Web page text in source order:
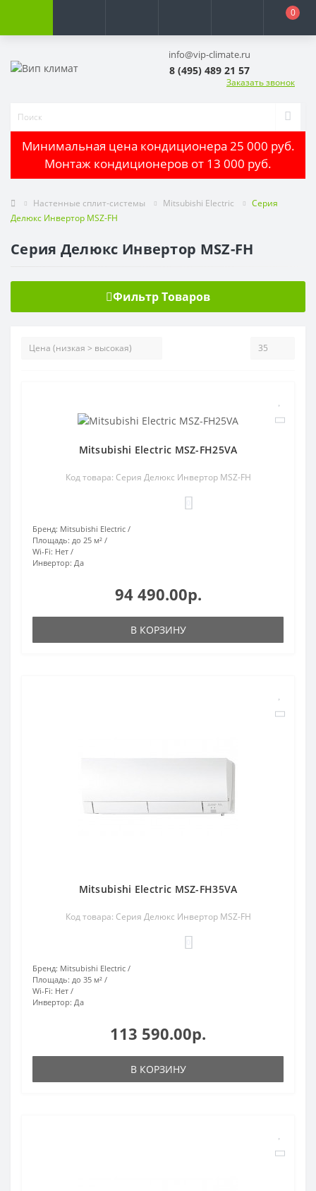
0
info@vip-climate.ru
8 (495) 489 21 57
Заказать звонок
Минимальная цена кондиционера 25 000 руб.
Монтаж кондиционеров от 13 000 руб.
Настенные сплит-системы Mitsubishi Electric
Серия
Делюкс Инвертор MSZ-FH
Серия Делюкс Инвертор MSZ-FH
Фильтр Товаров
Mitsubishi Electric MSZ-FH25VA
Код товара: Серия Делюкс Инвертор MSZ-FH
Бренд: Mitsubishi Electric
Площадь: до 25 м²
Wi-Fi: Нет
Инвертор: Да
94 490.00р.
В КОРЗИНУ
Mitsubishi Electric MSZ-FH35VA
Код товара: Серия Делюкс Инвертор MSZ-FH
Бренд: Mitsubishi Electric
Площадь: до 35 м²
Wi-Fi: Нет
Инвертор: Да
113 590.00р.
В КОРЗИНУ